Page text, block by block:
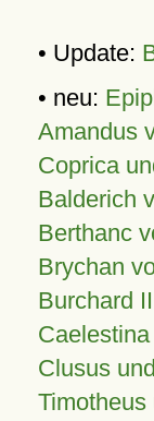
• Update:
• neu:
Amandus
Coprica
Balderich
Berthanc
Brychan
Burchard
Clusus